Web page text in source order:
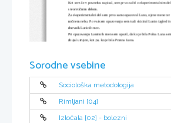
Kot sem že v povzetku napisal, sem prvo začel z eksperimentalnim
s teoretičnim delom.
Za eksperimentalni del sem prvo samo opazoval Luno, njene mene
nočnem nebu. Po vsakem opazovanju sem tudi skiciral Lunin izgled
dnevnik Luninih men.
Pri opazovanju Luninnih men sem opazil, da ko je bila Polna Luna
zbujal utrujen, kot pa, ko je bila Prazna Luna.
Sorodne vsebine
Sociološka metodologija
Rimljani [04]
Izločala [02] - bolezni